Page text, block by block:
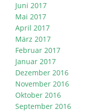
Juni 2017
Mai 2017
April 2017
März 2017
Februar 2017
Januar 2017
Dezember 2016
November 2016
Oktober 2016
September 2016